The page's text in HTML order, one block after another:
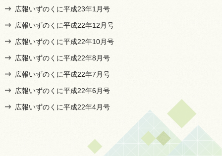
広報いずのくに平成23年1月号
広報いずのくに平成22年12月号
広報いずのくに平成22年10月号
広報いずのくに平成22年8月号
広報いずのくに平成22年7月号
広報いずのくに平成22年6月号
広報いずのくに平成22年4月号